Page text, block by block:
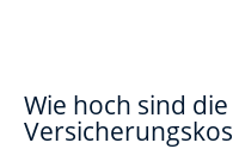
Wie hoch sind die